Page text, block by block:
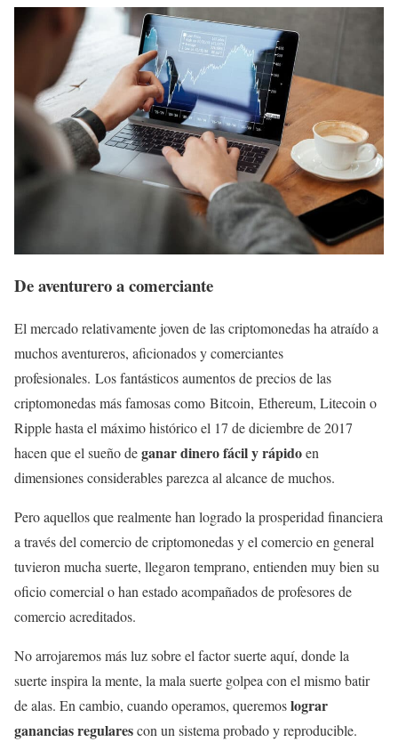
De aventurero a comerciante
El mercado relativamente joven de las criptomonedas ha atraído a
muchos aventureros, aficionados y comerciantes
profesionales. Los fantásticos aumentos de precios de las
criptomonedas más famosas como Bitcoin, Ethereum, Litecoin o
Ripple hasta el máximo histórico el 17 de diciembre de 2017
hacen que el sueño deganar dinero fácil y rápidoen
dimensiones considerables parezca al alcance de muchos.
Pero aquellos que realmente han logrado la prosperidad financiera
a través del comercio de criptomonedas y el comercio en general
tuvieron mucha suerte, llegaron temprano, entienden muy bien su
oficio comercial o han estado acompañados de profesores de
comercio acreditados.
No arrojaremos más luz sobre el factor suerte aquí, donde la
suerte inspira la mente, la mala suerte golpea con el mismo batir
de alas. En cambio, cuando operamos, queremoslograr
ganancias regularescon un sistema probado y reproducible.